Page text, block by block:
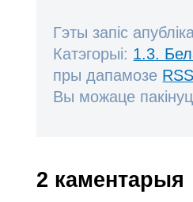
Гэты запіс
Катэгорыі: 1.3.
пры дапамозе
Вы можаце
2 каментарыя